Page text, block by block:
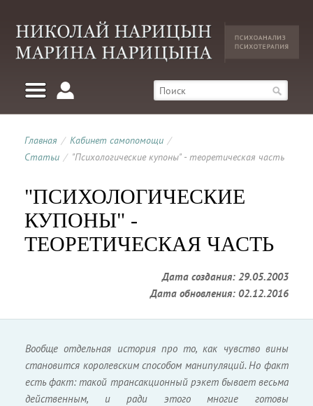
Главная / Кабинет самопомощи /
Статьи / "Психологические купоны" - теоретическая часть
"ПСИХОЛОГИЧЕСКИЕ
КУПОНЫ" -
ТЕОРЕТИЧЕСКАЯ ЧАСТЬ
Дата создания: 29.05.2003
Дата обновления: 02.12.2016
Вообще отдельная история про то, как чувство вины
становится королевским способом манипуляций. Но факт
есть факт: такой трансакционный рэкет бывает весьма
действенным, и ради этого многие готовы